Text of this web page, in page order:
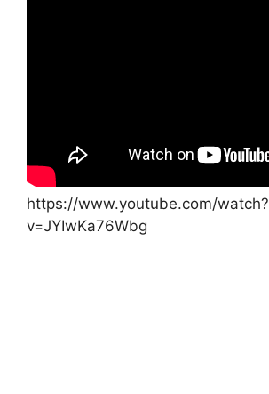
https://www.youtube.com/watch?
v=JYIwKa76Wbg